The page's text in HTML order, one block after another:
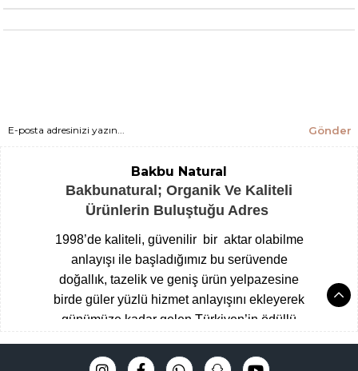
Gönder
Bakbu Natural
Bakbunatural; Organik Ve Kaliteli
Ürünlerin Buluştuğu Adres
1998’de kaliteli, güvenilir bir aktar olabilme
anlayışı ile başladığımız bu serüvende
doğallık, tazelik ve geniş ürün yelpazesine
birde güler yüzlü hizmet anlayışını ekleyerek
günümüze kadar gelen Türkiyen’in ödüllü
Baharatçısı, şimdide Bakbunatural ailesi